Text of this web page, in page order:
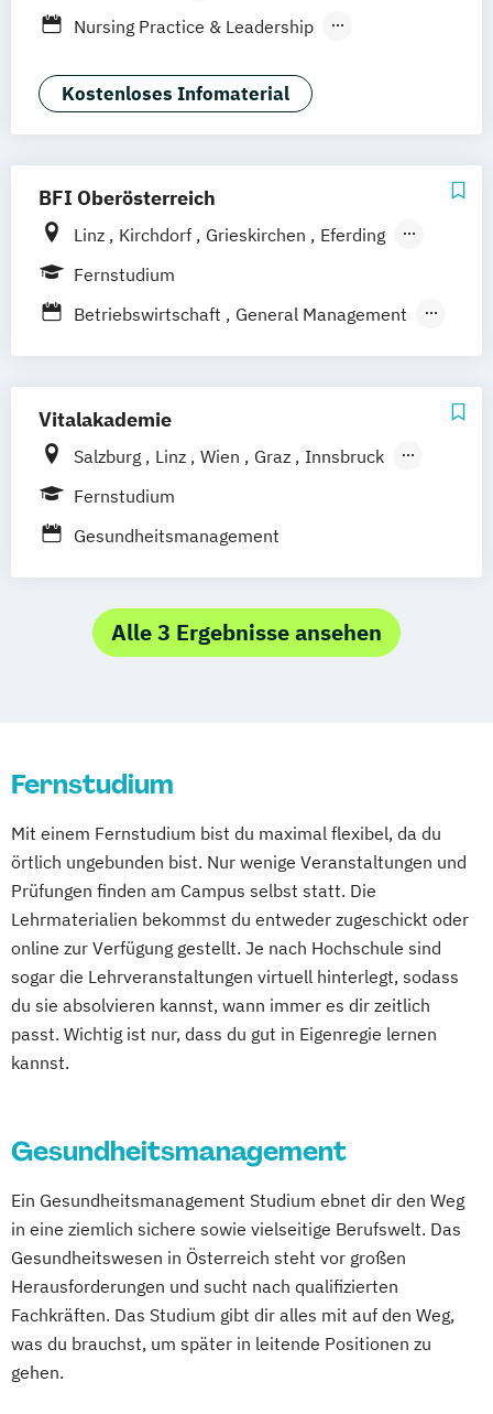
Berufsbegleitendes Präsenzstudium
Nursing Practice & Leadership
Palliative Care Pflegemanagement
Pflegepädagogik
Kostenloses Infomaterial
BFI Oberösterreich
Linz Kirchdorf Grieskirchen
Eferding
Gunskirchen
Rohrbach
Perg Freistadt Traun Ried
Schärding Braunau Mattighofen Wels
Vöcklabruck Leonding
Fernstudium
Betriebswirtschaft
General Management
Maschinenbau
Wirtschaftsingenieurwesen
Wirtschaftspsychologie
Vitalakademie
Salzburg Linz Wien Graz
Innsbruck
Dornbrin
Fernstudium
Gesundheitsmanagement
Alle 3 Ergebnisse ansehen
Fernstudium
Mit einem Fernstudium bist du maximal flexibel, da du
örtlich ungebunden bist. Nur wenige Veranstaltungen und
Prüfungen finden am Campus selbst statt. Die
Lehrmaterialien bekommst du entweder zugeschickt oder
online zur Verfügung gestellt. Je nach Hochschule sind
sogar die Lehrveranstaltungen virtuell hinterlegt, sodass
du sie absolvieren kannst, wann immer es dir zeitlich
passt. Wichtig ist nur, dass du gut in Eigenregie lernen
kannst.
Gesundheitsmanagement
Ein Gesundheitsmanagement Studium ebnet dir den Weg
in eine ziemlich sichere sowie vielseitige Berufswelt. Das
Gesundheitswesen in Österreich steht vor großen
Herausforderungen und sucht nach qualifizierten
Fachkräften. Das Studium gibt dir alles mit auf den Weg,
was du brauchst, um später in leitende Positionen zu
gehen.